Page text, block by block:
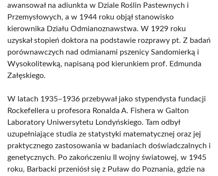
awansował na adiunkta w Dziale Roślin Pastewnych i
Przemysłowych, a w 1944 roku objął stanowisko
kierownika Działu Odmianoznawstwa. W 1929 roku
uzyskał stopień doktora na podstawie rozprawy pt. Z badań
porównawczych nad odmianami pszenicy Sandomierką i
Wysokolitewką, napisaną pod kierunkiem prof. Edmunda
Załęskiego.
W latach 1935–1936 przebywał jako stypendysta fundacji
Rockefellera u profesora Ronalda A. Fishera w Galton
Laboratory Uniwersytetu Londyńskiego. Tam odbył
uzupełniające studia ze statystyki matematycznej oraz jej
praktycznego zastosowania w badaniach doświadczalnych i
genetycznych. Po zakończeniu II wojny światowej, w 1945
roku, Barbacki przeniósł się z Puław do Poznania, gdzie na